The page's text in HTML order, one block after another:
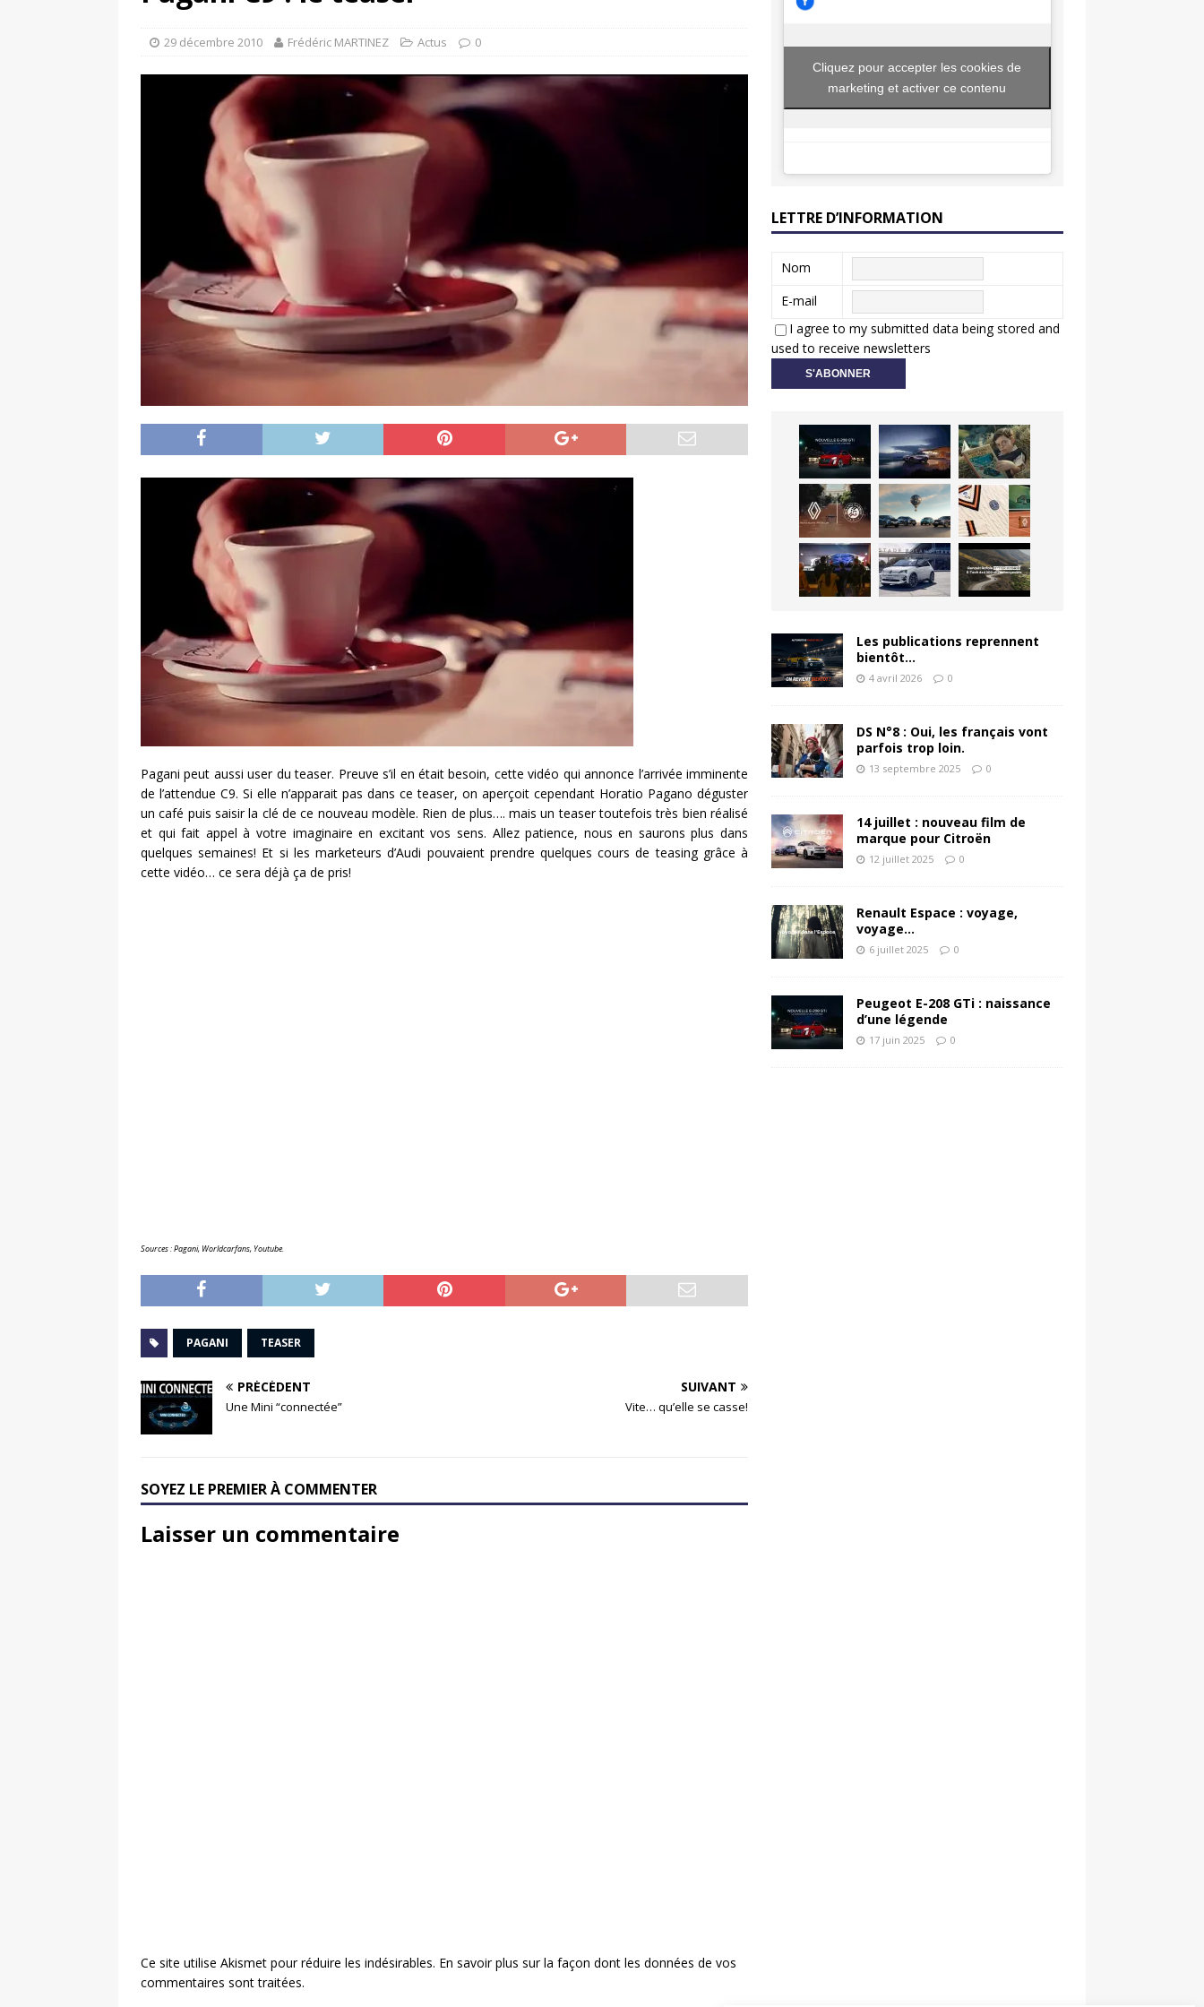
[ 11 avril 2020 ] #StayHome : Honda dévoile un spot publicitaire… confiné!
29 décembre 2010 Frédéric MARTINEZ Actus 0
Pagani peut aussi user du teaser. Preuve s’il en était besoin, cette vidéo qui annonce l’arrivée imminente
de l’attendue C9. Si elle n’apparait pas dans ce teaser, on aperçoit cependant Horatio Pagano déguster
un café puis saisir la clé de ce nouveau modèle. Rien de plus…. mais un teaser toutefois très bien réalisé
et qui fait appel à votre imaginaire en excitant vos sens. Allez patience, nous en saurons plus dans
quelques semaines! Et si les marketeurs d’Audi pouvaient prendre quelques cours de teasing grâce à
cette vidéo… ce sera déjà ça de pris!
Sources : Pagani, Worldcarfans, Youtube.
PAGANI TEASER
PRÉCÉDENT
Une Mini “connectée”
SUIVANT
Vite… qu’elle se casse!
SOYEZ LE PREMIER À COMMENTER
Laisser un commentaire
Ce site utilise Akismet pour réduire les indésirables. En savoir plus sur la façon dont les données de vos
commentaires sont traitées.
Cliquez pour accepter les cookies de
marketing et activer ce contenu
LETTRE D’INFORMATION
Nom
E-mail
I agree to my submitted data being stored and
used to receive newsletters
Les publications reprennent
bientôt…
4 avril 2026 0
DS N°8 : Oui, les français vont
parfois trop loin.
13 septembre 2025 0
14 juillet : nouveau film de
marque pour Citroën
12 juillet 2025 0
Renault Espace : voyage,
voyage…
6 juillet 2025 0
Peugeot E-208 GTi : naissance
d’une légende
17 juin 2025 0